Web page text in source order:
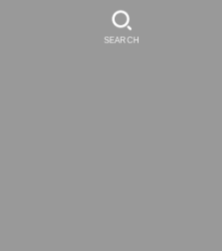
SEARCH